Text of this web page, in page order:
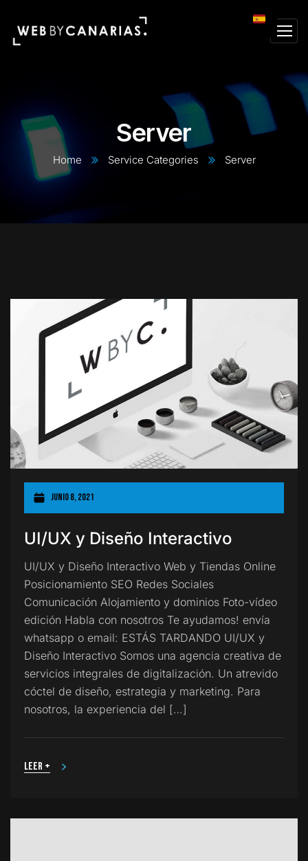
Server
Home Service Categories Server
junio 8, 2021
UI/UX y Diseño Interactivo
UI/UX y Diseño Interactivo Web y Tiendas Online
Posicionamiento SEO Redes Sociales
Comunicación Alojamiento y dominios Foto-vídeo
edición Habla con nosotros Te ayudamos! envía
whatsapp o email: ESTÁS TARDANDO UI/UX y
Diseño Interactivo Somos una agencia creativa de
servicios integrales de digitalización. Un atrevido
cóctel de diseño, estrategia y marketing. Para
nosotros, la experiencia del […]
Leer +